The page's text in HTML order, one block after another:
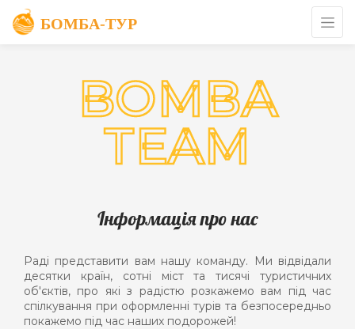
BOMBA
TEAM
Інформація про нас
Раді представити вам нашу команду. Ми відвідали
десятки країн, сотні міст та тисячі туристичних
об'єктів, про які з радістю розкажемо вам під час
спілкування при оформленні турів та безпосередньо
покажемо під час наших подорожей!